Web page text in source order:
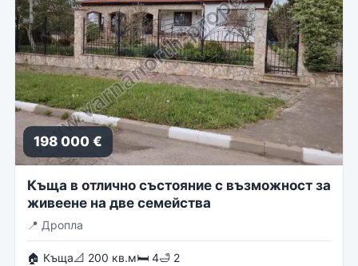
198 000 €
Къща в отлично състояние с възможност за
живеене на две семейства
📍 Дропла
🏠 Къща📐 200 кв.м🛏 4🛁 2